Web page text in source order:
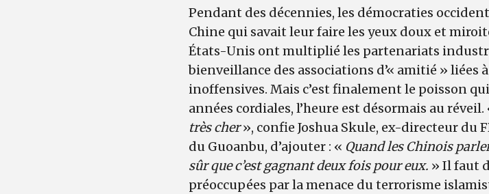
Pendant des décennies, les démocraties
Chine qui savait leur faire les yeux doux et
États-Unis ont multiplié les partenariats
bienveillance des associations d’« amitié » liées
inoffensives. Mais c’est finalement le poisson
années cordiales, l’heure est désormais au réveil.
très cher», confie Joshua Skule, ex-directeur du
du Guoanbu, d’ajouter : « Quand les Chinois
sûr que c’est gagnant deux fois pour eux. » Il faut
préoccupées par la menace du terrorisme